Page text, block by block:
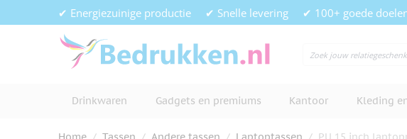
Ga naar de inhoud✔ Energiezuinige productie ✔ Snelle levering ✔ 100+ goede
Drinkwaren Gadgets en premiums Kantoor Kleding